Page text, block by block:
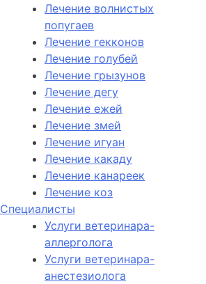
Лечение волнистых
попугаев
Лечение гекконов
Лечение голубей
Лечение грызунов
Лечение дегу
Лечение ежей
Лечение змей
Лечение игуан
Лечение какаду
Лечение канареек
Лечение коз
Специалисты
Услуги ветеринара-
аллерголога
Услуги ветеринара-
анестезиолога